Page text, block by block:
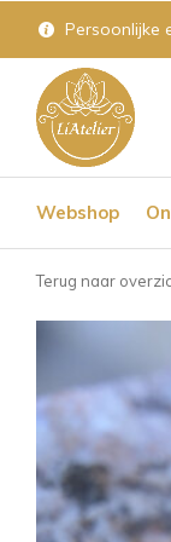
Webshop
Persoonlijke
Terug naar